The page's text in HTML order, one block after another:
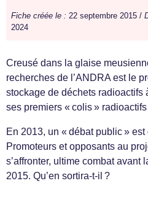
Fiche créée le : 22 septembre 2015 /
2024
Creusé dans la glaise
recherches de l’ANDRA est le
stockage de déchets
ses premiers « colis »
En 2013, un « débat public »
Promoteurs et opposants au
s’affronter, ultime combat avant
2015. Qu’en sortira-t-il ?